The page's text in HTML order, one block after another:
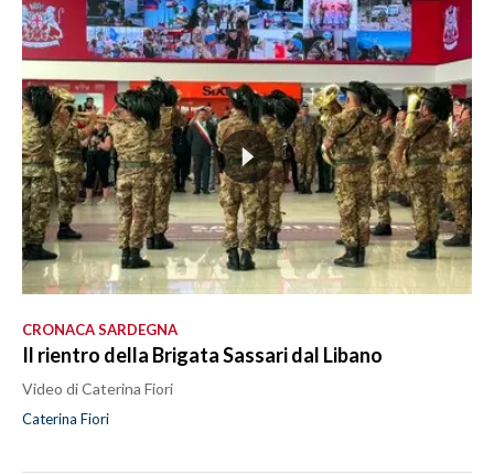
CRONACA SARDEGNA
Il rientro della Brigata Sassari dal Libano
Video di Caterina Fiori
Caterina Fiori